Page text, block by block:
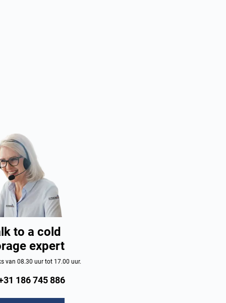
to a cold
expert
van 08.30 uur tot 17.00 uur.
186 745 886